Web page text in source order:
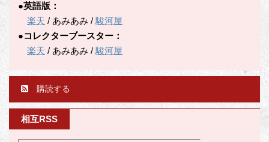
●英語版：
楽天 / あみあみ /駿河屋
●コレクターブースター：
楽天 / あみあみ /駿河屋
購読する
相互RSS